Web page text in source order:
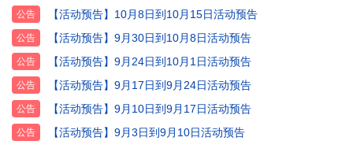
公告 【活动预告】10月8日到10月15日活动预告
公告 【活动预告】9月30日到10月8日活动预告
公告 【活动预告】9月24日到10月1日活动预告
公告 【活动预告】9月17日到9月24日活动预告
公告 【活动预告】9月10日到9月17日活动预告
公告 【活动预告】9月3日到9月10日活动预告